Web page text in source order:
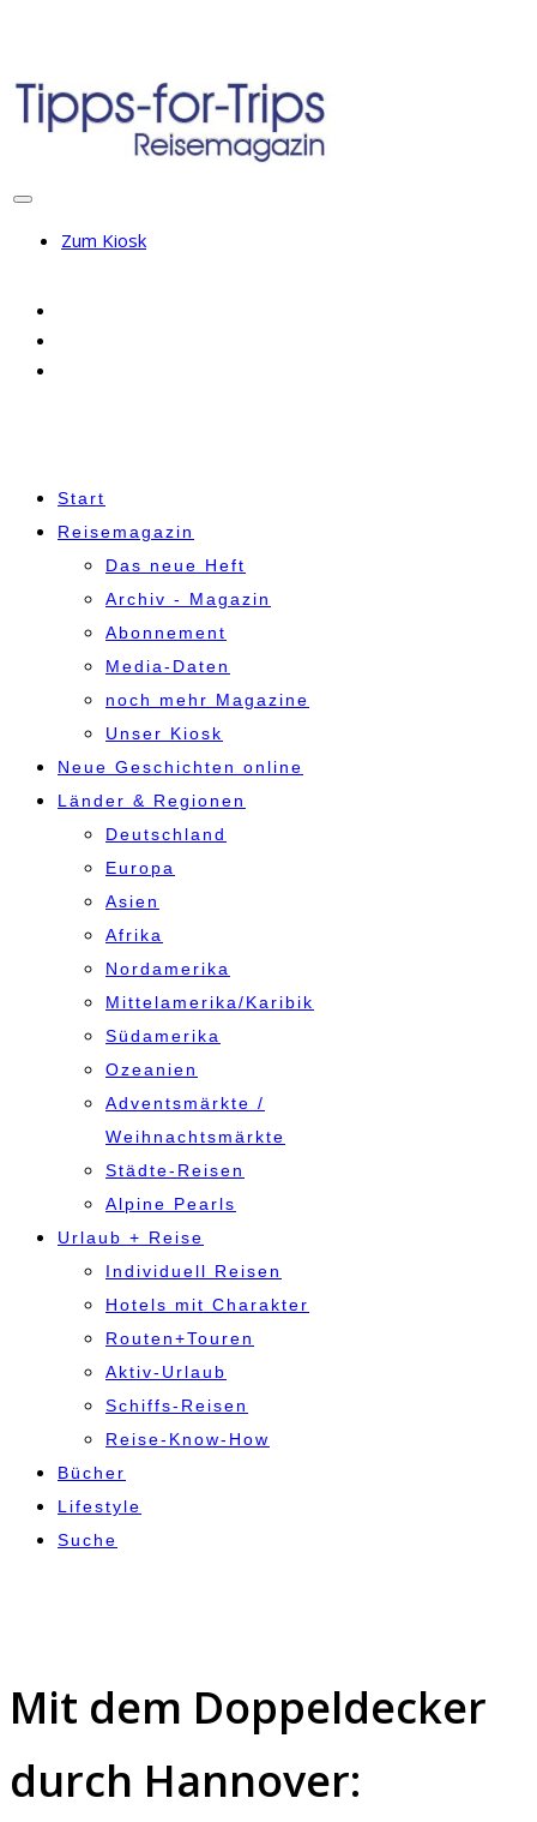
Zum Kiosk
Start
Reisemagazin
Das neue Heft
Archiv - Magazin
Abonnement
Media-Daten
noch mehr Magazine
Unser Kiosk
Neue Geschichten online
Länder & Regionen
Deutschland
Europa
Asien
Afrika
Nordamerika
Mittelamerika/Karibik
Südamerika
Ozeanien
Adventsmärkte /
Weihnachtsmärkte
Städte-Reisen
Alpine Pearls
Urlaub + Reise
Individuell Reisen
Hotels mit Charakter
Routen+Touren
Aktiv-Urlaub
Schiffs-Reisen
Reise-Know-How
Bücher
Lifestyle
Suche
Mit dem Doppeldecker
durch Hannover: